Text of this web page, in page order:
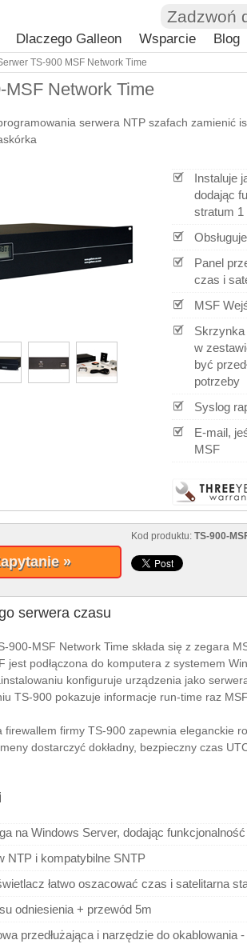
Zadzwoń
Dlaczego Galleon Wsparcie Blog
TS-900 MSF Network Time
MSF Network Time
serwera NTP szafach zamienić
Instaluje
dodając
stratum 1
Panel
czas i
MSF
Skrzynka
w
być
potrzeby
Syslog
E-mail,
MSF
»
Kod produktu:TS-900-
serwera czasu
900-MSF Network Time składa się z zegara
jest podłączona do komputera z systemem
konfiguruje urządzenia jako
TS-900 pokazuje informacje run-time raz
firewallem firmy TS-900 zapewnia eleganckie
dostarczyć dokładny, bezpieczny czas
na Windows Server, dodając
NTP i kompatybilne SNTP
łatwo oszacować czas i satelitarna
odniesienia + przewód 5m
przedłużająca i narzędzie do okablowania